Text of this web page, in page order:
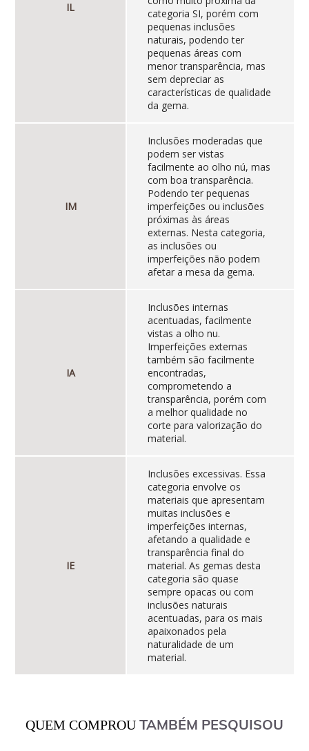
IL
categoria SI, porém com
pequenas inclusões
naturais, podendo ter
pequenas áreas com
menor transparência, mas
sem depreciar as
características de qualidade
da gema.
IM
Inclusões moderadas que
podem ser vistas
facilmente ao olho nú, mas
com boa transparência.
Podendo ter pequenas
imperfeições ou inclusões
próximas às áreas
externas. Nesta categoria,
as inclusões ou
imperfeições não podem
afetar a mesa da gema.
IA
Inclusões internas
acentuadas, facilmente
vistas a olho nu.
Imperfeições externas
também são facilmente
encontradas,
comprometendo a
transparência, porém com
a melhor qualidade no
corte para valorização do
material.
IE
Inclusões excessivas. Essa
categoria envolve os
materiais que apresentam
muitas inclusões e
imperfeições internas,
afetando a qualidade e
transparência final do
material. As gemas desta
categoria são quase
sempre opacas ou com
inclusões naturais
acentuadas, para os mais
apaixonados pela
naturalidade de um
material.
QUEM COMPROU TAMBÉM PESQUISOU